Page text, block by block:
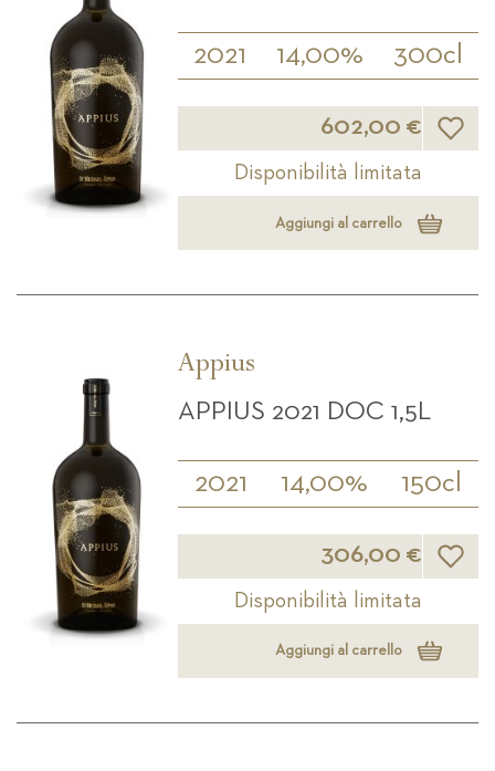
2021 14,00% 300cl
602,00 € Lista
Disponibilità limitata
Aggiungi al carrello
Appius
APPIUS 2021 DOC 1,5L
2021 14,00% 150cl
306,00 €
Disponibilità limitata
Aggiungi al carrello